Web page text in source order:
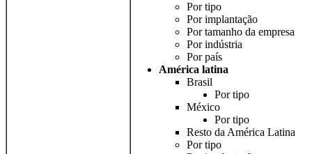
Por tipo
Por implantação
Por tamanho da empresa
Por indústria
Por país
América latina
Brasil
Por tipo
México
Por tipo
Resto da América Latina
Por tipo